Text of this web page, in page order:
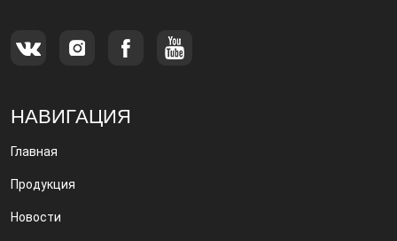
НАВИГАЦИЯ
Главная
Продукция
Новости